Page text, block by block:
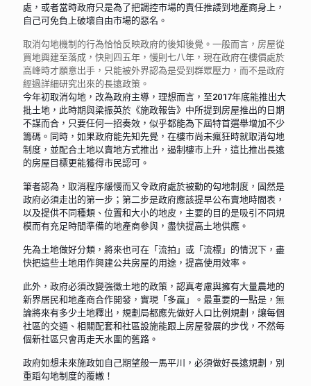
處，或者當時政府只是為了把調控市場的責任推諉到地產商身上，
自己可免負上破壞自由市場的惡名。
取消勾地機制的行為恰恰反映政府的後知後覺。一般而言，房屋從
買地興建至落成，快則四五年，慢則七八年，現在政府在樓價處於
高峰時才願意出手，只能被外界認為是受到群眾壓力，而不是政府
經過詳細研究出來的長遠政策。
今年初取消勾地，改為政府主導，理想而言，至2017年底能推出大
批土地，此時期與梁振英於《施政報告》中所提到房屋推出的日期
不謀而合，只要任何一招奏效，似乎都能為下屆特首選舉增加不少
籌碼。同時，如果政府能先知先覺，在樓市尚未瘋狂時就取消勾地
制度，並配合土地以賣地方式推出，遏制樓市上升，這比推出長遠
的房屋目標更能獲得市民認可。
筆者認為，取消程序緩慢而又令政府處於被動的勾地制度，固然是
政府必須走出的第一步；第二步是政府應該提早公布賣地時間表，
以及提供不同種類、位置和大小的地皮，主要的目的是吸引不同規
模而有充足時間準備的地產商參與，盡快提高土地供應。
先為土地做好分類，將來也可在「流拍」或「流標」的情況下，盡
快把這些土地用作興建公共房屋的用途，提高使用效率。
此外，政府必須改變強徵土地的政策，認真考慮與擁有大量農地的
新界居民和地產商合作開發，實現「多贏」。最重要的一點是，無
論將來有多少土地釋出，規劃局都應先做好人口比例規劃，讓每個
社區的交通、相關配套和社區設施能跟上房屋發展的步伐，不然每
個新社區只會再走天水圍的舊路。
政府如想未來施政如自己期望般一馬平川，必須做好長遠規劃，別
重蹈勾地制度的覆轍！